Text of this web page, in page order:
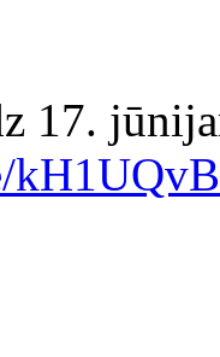
17.